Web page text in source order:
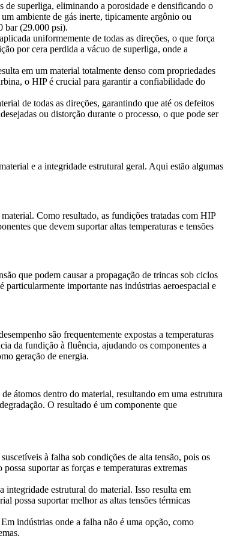
de superliga, eliminando a porosidade e densificando o
ambiente de gás inerte, tipicamente argônio ou
bar (29.000 psi).
uniformemente de todas as direções, o que força
por cera perdida a vácuo de superliga, onde a
em um material totalmente denso com propriedades
, o HIP é crucial para garantir a confiabilidade do
de todas as direções, garantindo que até os defeitos
ou distorção durante o processo, o que pode ser
e a integridade estrutural geral. Aqui estão algumas
Como resultado, as fundições tratadas com HIP
que devem suportar altas temperaturas e tensões
que podem causar a propagação de trincas sob ciclos
particularmente importante nas indústrias aeroespacial e
são frequentemente expostas a temperaturas
da fundição à fluência, ajudando os componentes a
geração de energia.
átomos dentro do material, resultando em uma estrutura
O resultado é um componente que
à falha sob condições de alta tensão, pois os
suportar as forças e temperaturas extremas
integridade estrutural do material. Isso resulta em
possa suportar melhor as altas tensões térmicas
indústrias onde a falha não é uma opção, como